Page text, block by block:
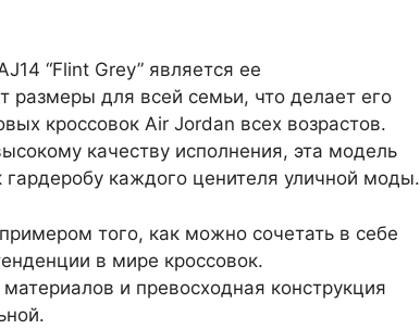
“Flint Grey” является ее
размеры для всей семьи, что делает его
кроссовок Air Jordan всех возрастов.
качеству исполнения, эта модель
каждого ценителя уличной моды.
того, как можно сочетать в себе
в мире кроссовок.
и превосходная конструкция